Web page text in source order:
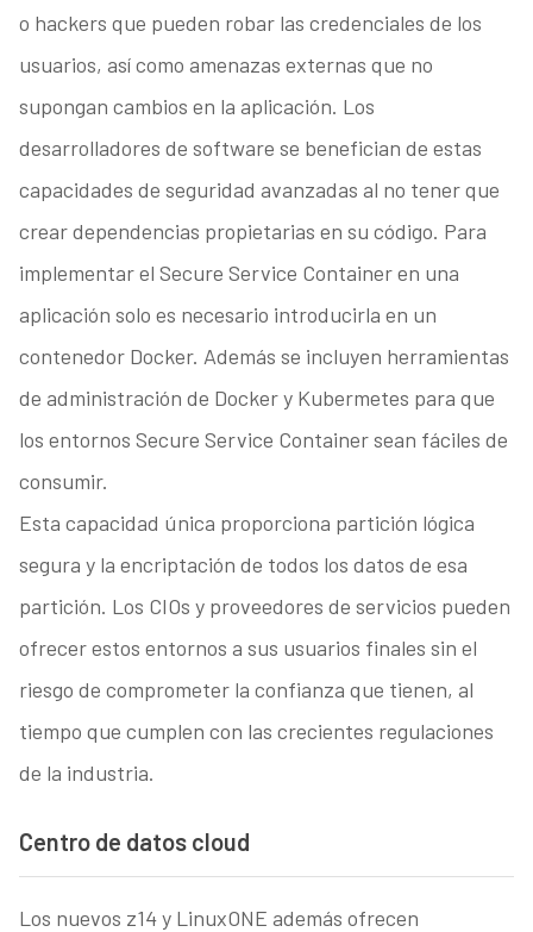
o hackers que pueden robar las credenciales de los
usuarios, así como amenazas externas que no
supongan cambios en la aplicación. Los
desarrolladores de software se benefician de estas
capacidades de seguridad avanzadas al no tener que
crear dependencias propietarias en su código. Para
implementar el Secure Service Container en una
aplicación solo es necesario introducirla en un
contenedor Docker. Además se incluyen herramientas
de administración de Docker y Kubermetes para que
los entornos Secure Service Container sean fáciles de
consumir.
Esta capacidad única proporciona partición lógica
segura y la encriptación de todos los datos de esa
partición. Los CIOs y proveedores de servicios pueden
ofrecer estos entornos a sus usuarios finales sin el
riesgo de comprometer la confianza que tienen, al
tiempo que cumplen con las crecientes regulaciones
de la industria.
Centro de datos cloud
Los nuevos z14 y LinuxONE además ofrecen